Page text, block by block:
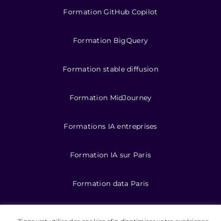
Formation GitHub Copilot
Formation BigQuery
Formation stable diffusion
Formation MidJourney
Formations IA entreprises
Formation IA sur Paris
Formation data Paris